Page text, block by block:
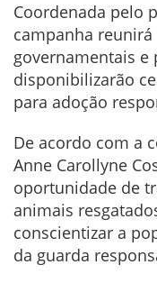
Coordenada pelo
campanha
governamentais e
disponibilizarão
para adoção
De acordo com a
Anne Carollyne
oportunidade de
animais
conscientizar a
da guarda